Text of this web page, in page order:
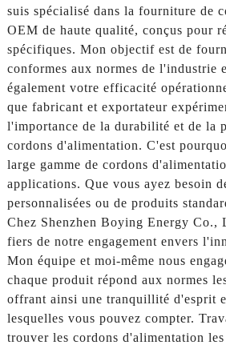
suis spécialisé dans la fourniture de
OEM de haute qualité, conçus pour
spécifiques. Mon objectif est de
conformes aux normes de l'industrie
également votre efficacité
que fabricant et exportateur
l'importance de la durabilité et de la
cordons d'alimentation. C'est
large gamme de cordons
applications. Que vous ayez besoin
personnalisées ou de produits
Chez Shenzhen Boying Energy Co.,
fiers de notre engagement envers
Mon équipe et moi-même nous
chaque produit répond aux normes
offrant ainsi une tranquillité d'esprit
lesquelles vous pouvez compter.
trouver les cordons d'alimentation